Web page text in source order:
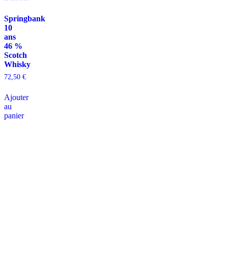
Springbank
10
ans
46 %
Scotch
Whisky
72,50 €
Ajouter
au
panier